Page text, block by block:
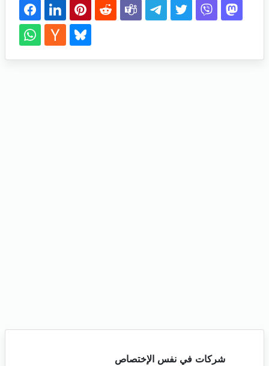
شركات في نفس الإختصاص